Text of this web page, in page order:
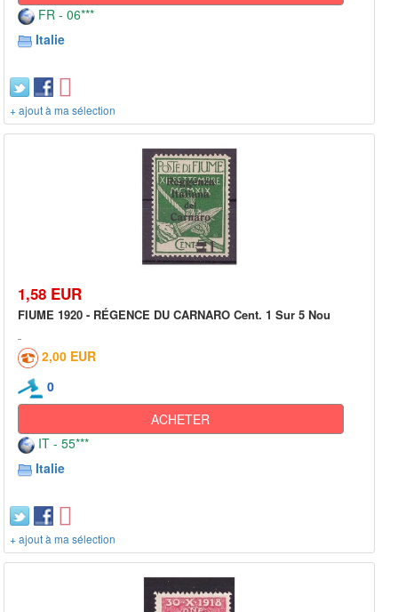
FR - 06***
Italie
+ ajout à ma sélection
1,58 EUR
FIUME 1920 - RÉGENCE DU CARNARO Cent. 1 Sur 5 Nou
2,00 EUR
0
ACHETER
IT - 55***
Italie
+ ajout à ma sélection